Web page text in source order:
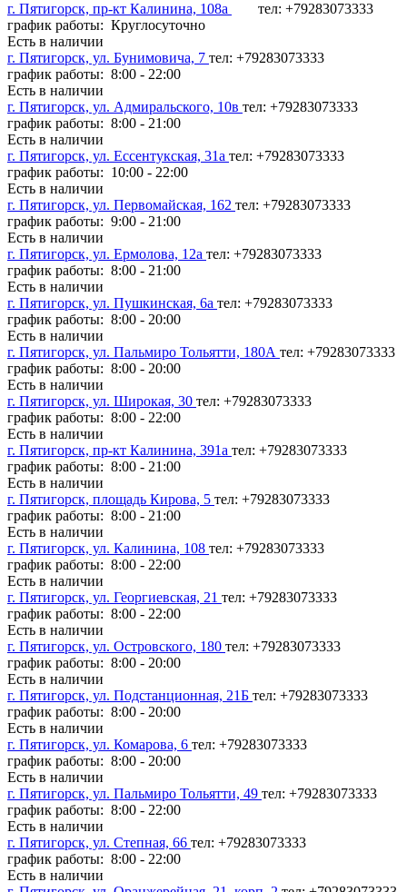
г. Пятигорск, пр-кт Калинина, 108а
тел: +79283073333
график работы: Круглосуточно
Есть в наличии
г. Пятигорск, ул. Бунимовича, 7 тел: +79283073333
график работы: 8:00 - 22:00
Есть в наличии
г. Пятигорск, ул. Адмиральского, 10в тел: +79283073333
график работы: 8:00 - 21:00
Есть в наличии
г. Пятигорск, ул. Ессентукская, 31а тел: +79283073333
график работы: 10:00 - 22:00
Есть в наличии
г. Пятигорск, ул. Первомайская, 162 тел: +79283073333
график работы: 9:00 - 21:00
Есть в наличии
г. Пятигорск, ул. Ермолова, 12а тел: +79283073333
график работы: 8:00 - 21:00
Есть в наличии
г. Пятигорск, ул. Пушкинская, 6а тел: +79283073333
график работы: 8:00 - 20:00
Есть в наличии
г. Пятигорск, ул. Пальмиро Тольятти, 180А тел: +79283073333
график работы: 8:00 - 20:00
Есть в наличии
г. Пятигорск, ул. Широкая, 30 тел: +79283073333
график работы: 8:00 - 22:00
Есть в наличии
г. Пятигорск, пр-кт Калинина, 391а тел: +79283073333
график работы: 8:00 - 21:00
Есть в наличии
г. Пятигорск, площадь Кирова, 5 тел: +79283073333
график работы: 8:00 - 21:00
Есть в наличии
г. Пятигорск, ул. Калинина, 108 тел: +79283073333
график работы: 8:00 - 22:00
Есть в наличии
г. Пятигорск, ул. Георгиевская, 21 тел: +79283073333
график работы: 8:00 - 22:00
Есть в наличии
г. Пятигорск, ул. Островского, 180 тел: +79283073333
график работы: 8:00 - 20:00
Есть в наличии
г. Пятигорск, ул. Подстанционная, 21Б тел: +79283073333
график работы: 8:00 - 20:00
Есть в наличии
г. Пятигорск, ул. Комарова, 6 тел: +79283073333
график работы: 8:00 - 20:00
Есть в наличии
г. Пятигорск, ул. Пальмиро Тольятти, 49 тел: +79283073333
график работы: 8:00 - 22:00
Есть в наличии
г. Пятигорск, ул. Степная, 66 тел: +79283073333
график работы: 8:00 - 22:00
Есть в наличии